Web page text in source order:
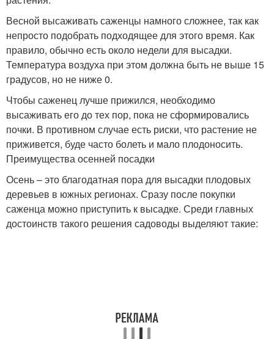
Весной высаживать саженцы намного сложнее, так как
непросто подобрать подходящее для этого время. Как
правило, обычно есть около недели для высадки.
Температура воздуха при этом должна быть не выше 15
градусов, но не ниже 0.
Чтобы саженец лучше прижился, необходимо
высаживать его до тех пор, пока не сформировались
почки. В противном случае есть риски, что растение не
приживется, буде часто болеть и мало плодоносить.
Преимущества осенней посадки
Осень – это благодатная пора для высадки плодовых
деревьев в южных регионах. Сразу после покупки
саженца можно приступить к высадке. Среди главных
достоинств такого решения садоводы выделяют такие: